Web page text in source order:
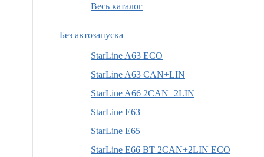
Весь каталог
Без автозапуска
StarLine A63 ECO
StarLine A63 CAN+LIN
StarLine A66 2CAN+2LIN
StarLine E63
StarLine E65
StarLine E66 BT 2CAN+2LIN ECO